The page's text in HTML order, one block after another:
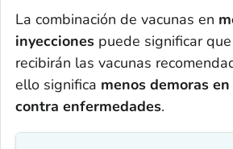
La combinación de vacunas en
inyecciones puede significar
recibirán las vacunas
ello significa menos demoras
contra enfermedades.